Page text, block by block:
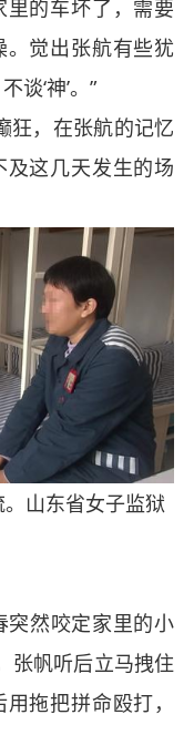
里的车坏了，需要
觉出张航有些犹
谈‘神’。”
，在张航的记忆
这几天发生的场
山东省女子监狱
然咬定家里的小
张帆听后立马拽住
拖把拼命殴打，